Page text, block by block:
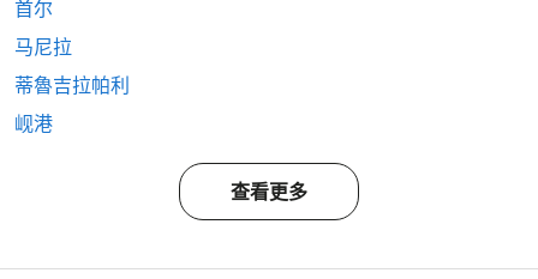
首尔
马尼拉
蒂魯吉拉帕利
岘港
查看更多